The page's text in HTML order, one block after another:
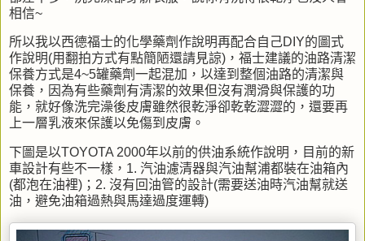
相信~
所以我以西德福士的化學藥劑作說明再配合自己DIY的圖式
作說明(用翻拍方式有點簡陋還請見諒) ，福士建議的油路清潔
保養方式是4~5罐藥劑一起混加，以達到整個油路的清潔與
保養，因為有些藥劑有清潔的效果但沒有潤滑與保護的功
能，就好像洗完澡後皮膚雖然很乾淨卻乾乾澀澀的，還要再
上一層乳液來保護以免傷到皮膚。
下圖是以TOYOTA 2000年以前的供油系統作說明，目前的新
車設計有些不一樣，1. 汽油濾清器與汽油幫浦都裝在油箱內
(都泡在油裡)；2. 沒有回油管的設計(需要送油時汽油幫就送
油，避免油箱過熱與馬達過度運轉)